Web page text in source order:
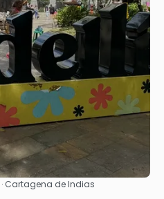
Ver
Cartagena de Indias